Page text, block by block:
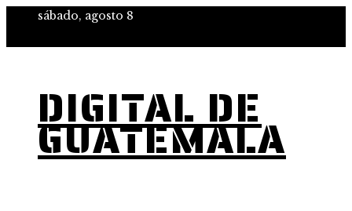
sábado, agosto 8
DIGITAL DE
GUATEMALA